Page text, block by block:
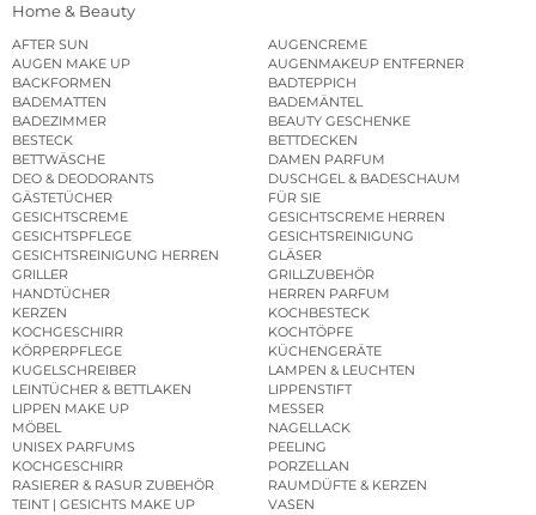
Home & Beauty
AFTER SUN
AUGENCREME
AUGEN MAKE UP
AUGENMAKEUP ENTFERNER
BACKFORMEN
BADTEPPICH
BADEMATTEN
BADEMÄNTEL
BADEZIMMER
BEAUTY GESCHENKE
BESTECK
BETTDECKEN
BETTWÄSCHE
DAMEN PARFUM
DEO & DEODORANTS
DUSCHGEL & BADESCHAUM
GÄSTETÜCHER
FÜR SIE
GESICHTSCREME
GESICHTSCREME HERREN
GESICHTSPFLEGE
GESICHTSREINIGUNG
GESICHTSREINIGUNG HERREN
GLÄSER
GRILLER
GRILLZUBEHÖR
HANDTÜCHER
HERREN PARFUM
KERZEN
KOCHBESTECK
KOCHGESCHIRR
KOCHTÖPFE
KÖRPERPFLEGE
KÜCHENGERÄTE
KUGELSCHREIBER
LAMPEN & LEUCHTEN
LEINTÜCHER & BETTLAKEN
LIPPENSTIFT
LIPPEN MAKE UP
MESSER
MÖBEL
NAGELLACK
UNISEX PARFUMS
PEELING
KOCHGESCHIRR
PORZELLAN
RASIERER & RASUR ZUBEHÖR
RAUMDÜFTE & KERZEN
TEINT | GESICHTS MAKE UP
VASEN